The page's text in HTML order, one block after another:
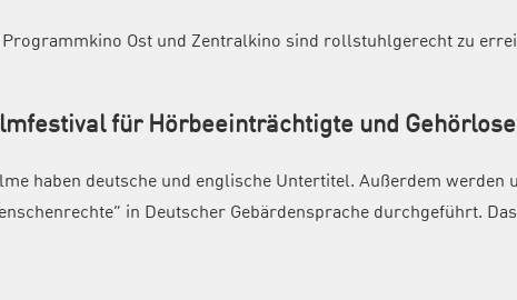
Programmkino Ost und Zentralkino sind rollstuhlgerecht zu
für Hörbeeinträchtigte und Gehörlose
haben deutsche und englische Untertitel. Außerdem werden
in Deutscher Gebärdensprache durchgeführt.